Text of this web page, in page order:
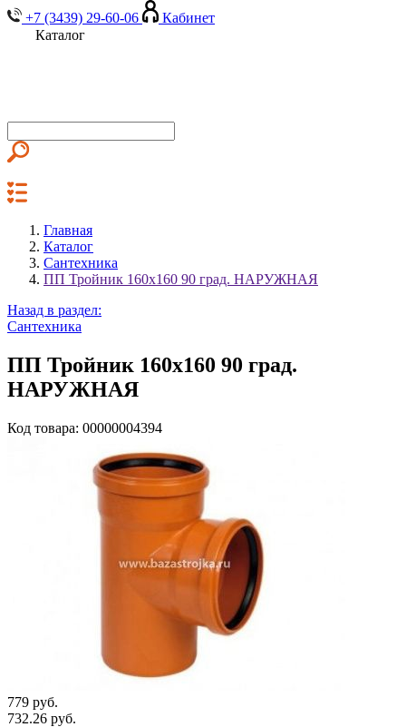
+7 (3439) 29-60-06
Кабинет
Каталог
Главная
Каталог
Сантехника
ПП Тройник 160х160 90 град. НАРУЖНАЯ
Назад в раздел:
Сантехника
ПП Тройник 160х160 90 град.
НАРУЖНАЯ
Код товара: 00000004394
779 руб.
732.26 руб.